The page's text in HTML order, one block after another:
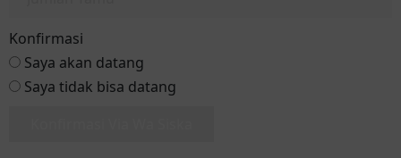
Konfirmasi
Saya akan datang
Saya tidak bisa datang